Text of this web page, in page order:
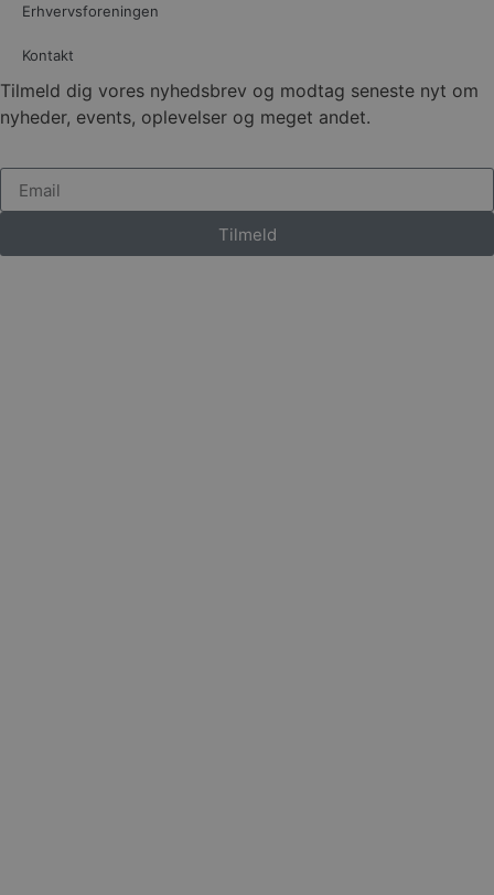
Erhvervsforeningen
Kontakt
Tilmeld dig vores nyhedsbrev og modtag seneste nyt om
nyheder, events, oplevelser og meget andet.
Tilmeld